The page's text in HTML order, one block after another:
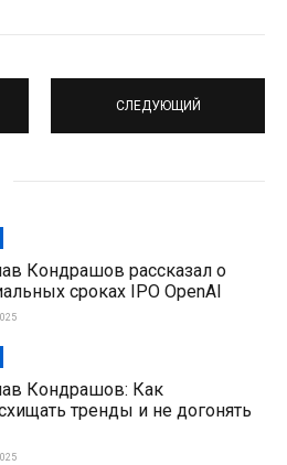
СЛЕДУЮЩИЙ
Кондрашов рассказал о
сроках IPO OpenAI
Кондрашов: Как
тренды и не догонять